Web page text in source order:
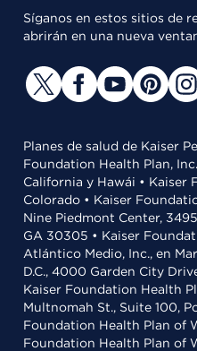
Síganos en estos sitios de
abrirán en una nueva
Planes de salud de Kaiser
Foundation Health Plan,
California y Hawái • Kaiser
Colorado • Kaiser
Nine Piedmont Center,
GA 30305 • Kaiser
Atlántico Medio, Inc., en
D.C., 4000 Garden City
Kaiser Foundation Health
Multnomah St., Suite 100,
Foundation Health Plan of
Foundation Health Plan of